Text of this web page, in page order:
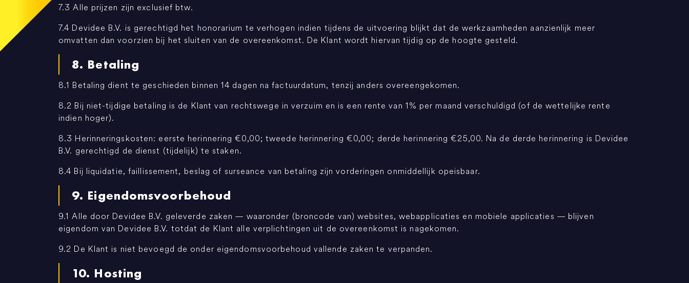
7.3 Alle prijzen zijn exclusief btw.
7.4 Devidee B.V. is gerechtigd het honorarium te verhogen indien tijdens de uitvoering blijkt dat de werkzaamheden aanzienlijk meer
omvatten dan voorzien bij het sluiten van de overeenkomst. De Klant wordt hiervan tijdig op de hoogte gesteld.
8. Betaling
8.1 Betaling dient te geschieden binnen 14 dagen na factuurdatum, tenzij anders overeengekomen.
8.2 Bij niet-tijdige betaling is de Klant van rechtswege in verzuim en is een rente van 1% per maand verschuldigd (of de wettelijke rente
indien hoger).
8.3 Herinneringskosten: eerste herinnering €0,00; tweede herinnering €0,00; derde herinnering €25,00. Na de derde herinnering is Devidee
B.V. gerechtigd de dienst (tijdelijk) te staken.
8.4 Bij liquidatie, faillissement, beslag of surseance van betaling zijn vorderingen onmiddellijk opeisbaar.
9. Eigendomsvoorbehoud
9.1 Alle door Devidee B.V. geleverde zaken — waaronder (broncode van) websites, webapplicaties en mobiele applicaties — blijven
eigendom van Devidee B.V. totdat de Klant alle verplichtingen uit de overeenkomst is nagekomen.
9.2 De Klant is niet bevoegd de onder eigendomsvoorbehoud vallende zaken te verpanden.
10. Hosting